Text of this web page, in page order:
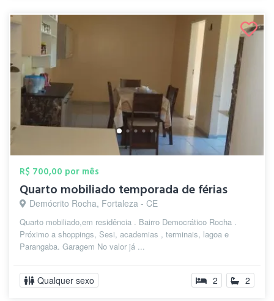
R$ 700,00 por mês
Quarto mobiliado temporada de férias
Demócrito Rocha, Fortaleza - CE
Quarto mobiliado,em residência . Bairro Democrático Rocha .
Próximo a shoppings, Sesi, academias , terminais, lagoa e
Parangaba. Garagem No valor já ...
Qualquer sexo 2 2